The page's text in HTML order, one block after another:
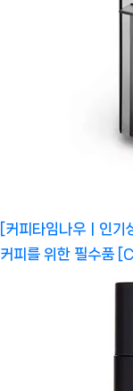
[커피타임나우ㅣ인기
커피를 위한 필수품